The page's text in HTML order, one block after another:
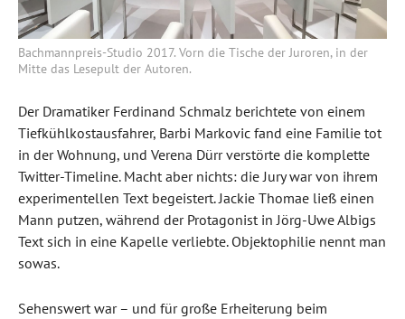
Bachmannpreis-Studio 2017. Vorn die Tische der Juroren, in der
Mitte das Lesepult der Autoren.
Der Dramatiker Ferdinand Schmalz berichtete von einem
Tiefkühlkostausfahrer, Barbi Markovic fand eine Familie tot
in der Wohnung, und Verena Dürr verstörte die komplette
Twitter-Timeline. Macht aber nichts: die Jury war von ihrem
experimentellen Text begeistert. Jackie Thomae ließ einen
Mann putzen, während der Protagonist in Jörg-Uwe Albigs
Text sich in eine Kapelle verliebte. Objektophilie nennt man
sowas.
Sehenswert war – und für große Erheiterung beim